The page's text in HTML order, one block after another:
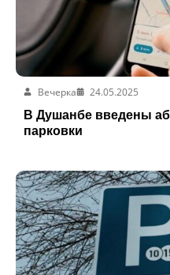
Вечерка
24.05.2025
В Душанбе введены
парковки